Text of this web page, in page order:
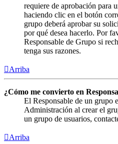
requiere de aprobación para
haciendo clic en el botón
grupo deberá aprobar su
por qué desea hacerlo. Por
Responsable de Grupo si
tenga sus razones.
Arriba
¿Cómo me convierto en
El Responsable de un grupo
Administración al crear el
un grupo de usuarios,
Arriba